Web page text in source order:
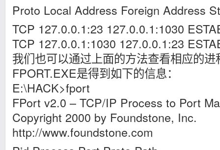
Proto Local Address Foreign Address
TCP 127.0.0.1:23 127.0.0.1:1030
TCP 127.0.0.1:1030 127.0.0.1:23
我们也可以通过上面的方法查看相应的
FPORT.EXE是得到如下的信息：
E:\HACK>fport
FPort v2.0 – TCP/IP Process to Port
Copyright 2000 by Foundstone, Inc.
http://www.foundstone.com